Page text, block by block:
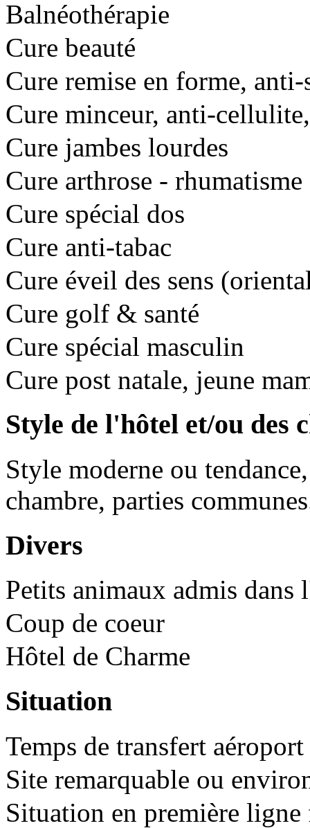
Balnéothérapie
Cure beauté
Cure remise en forme, anti-
Cure minceur, anti-
Cure jambes lourdes
Cure arthrose - rhumatisme
Cure spécial dos
Cure anti-tabac
Cure éveil des sens
Cure golf & santé
Cure spécial masculin
Cure post natale, jeune
Style de l'hôtel et/ou des
Style moderne ou
chambre, parties
Divers
Petits animaux admis dans
Coup de coeur
Hôtel de Charme
Situation
Temps de transfert
Site remarquable ou
Situation en première ligne